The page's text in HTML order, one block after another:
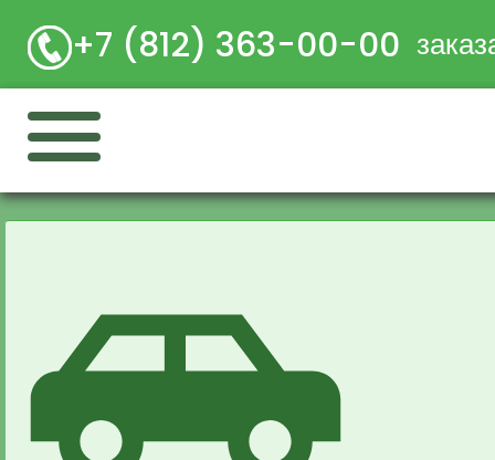
+7 (812) 363-00-00